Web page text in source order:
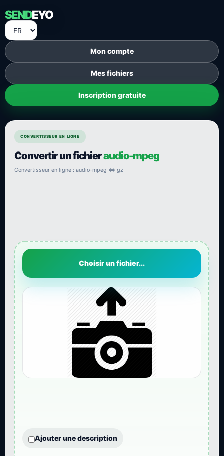
SENDEYO
Mon compte
Mes fichiers
Inscription gratuite
CONVERTISSEUR EN LIGNE
Convertir un fichieraudio-mpeg
Convertisseur en ligne : audio-mpeg ⇔ gz
Choisir un fichier...
Ajouter une description